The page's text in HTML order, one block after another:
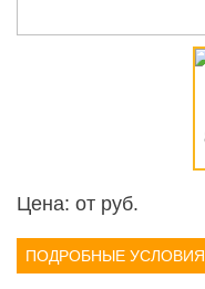
Цена: от руб.
ПОДРОБНЫЕ УСЛОВИЯ